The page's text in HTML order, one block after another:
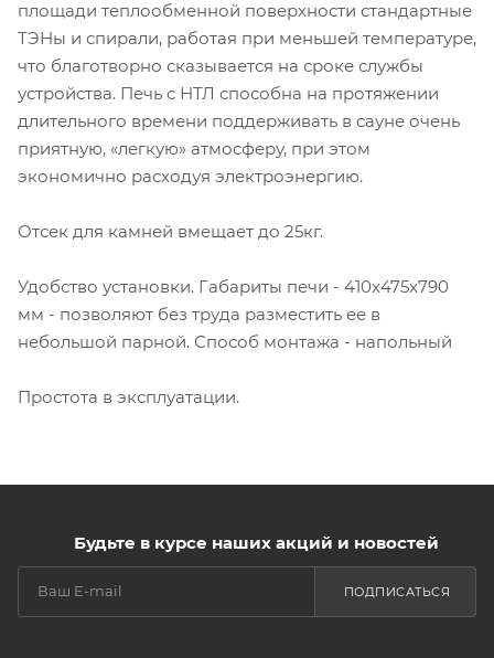
площади теплообменной поверхности стандартные
ТЭНы и спирали, работая при меньшей температуре,
что благотворно сказывается на сроке службы
устройства. Печь с НТЛ способна на протяжении
длительного времени поддерживать в сауне очень
приятную, «легкую» атмосферу, при этом
экономично расходуя электроэнергию.
Отсек для камней вмещает до 25кг.
Удобство установки. Габариты печи - 410x475x790
мм - позволяют без труда разместить ее в
небольшой парной. Способ монтажа - напольный
Простота в эксплуатации.
Будьте в курсе наших акций и новостей
ПОДПИСАТЬСЯ